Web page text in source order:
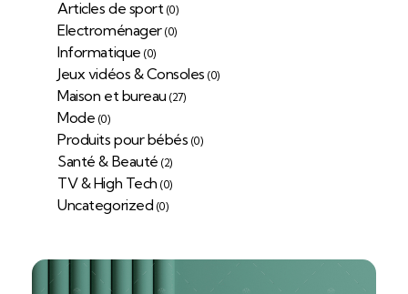
Articles de sport (0)
Electroménager (0)
Informatique (0)
Jeux vidéos & Consoles (0)
Maison et bureau (27)
Mode (0)
Produits pour bébés (0)
Santé & Beauté (2)
TV & High Tech (0)
Uncategorized (0)